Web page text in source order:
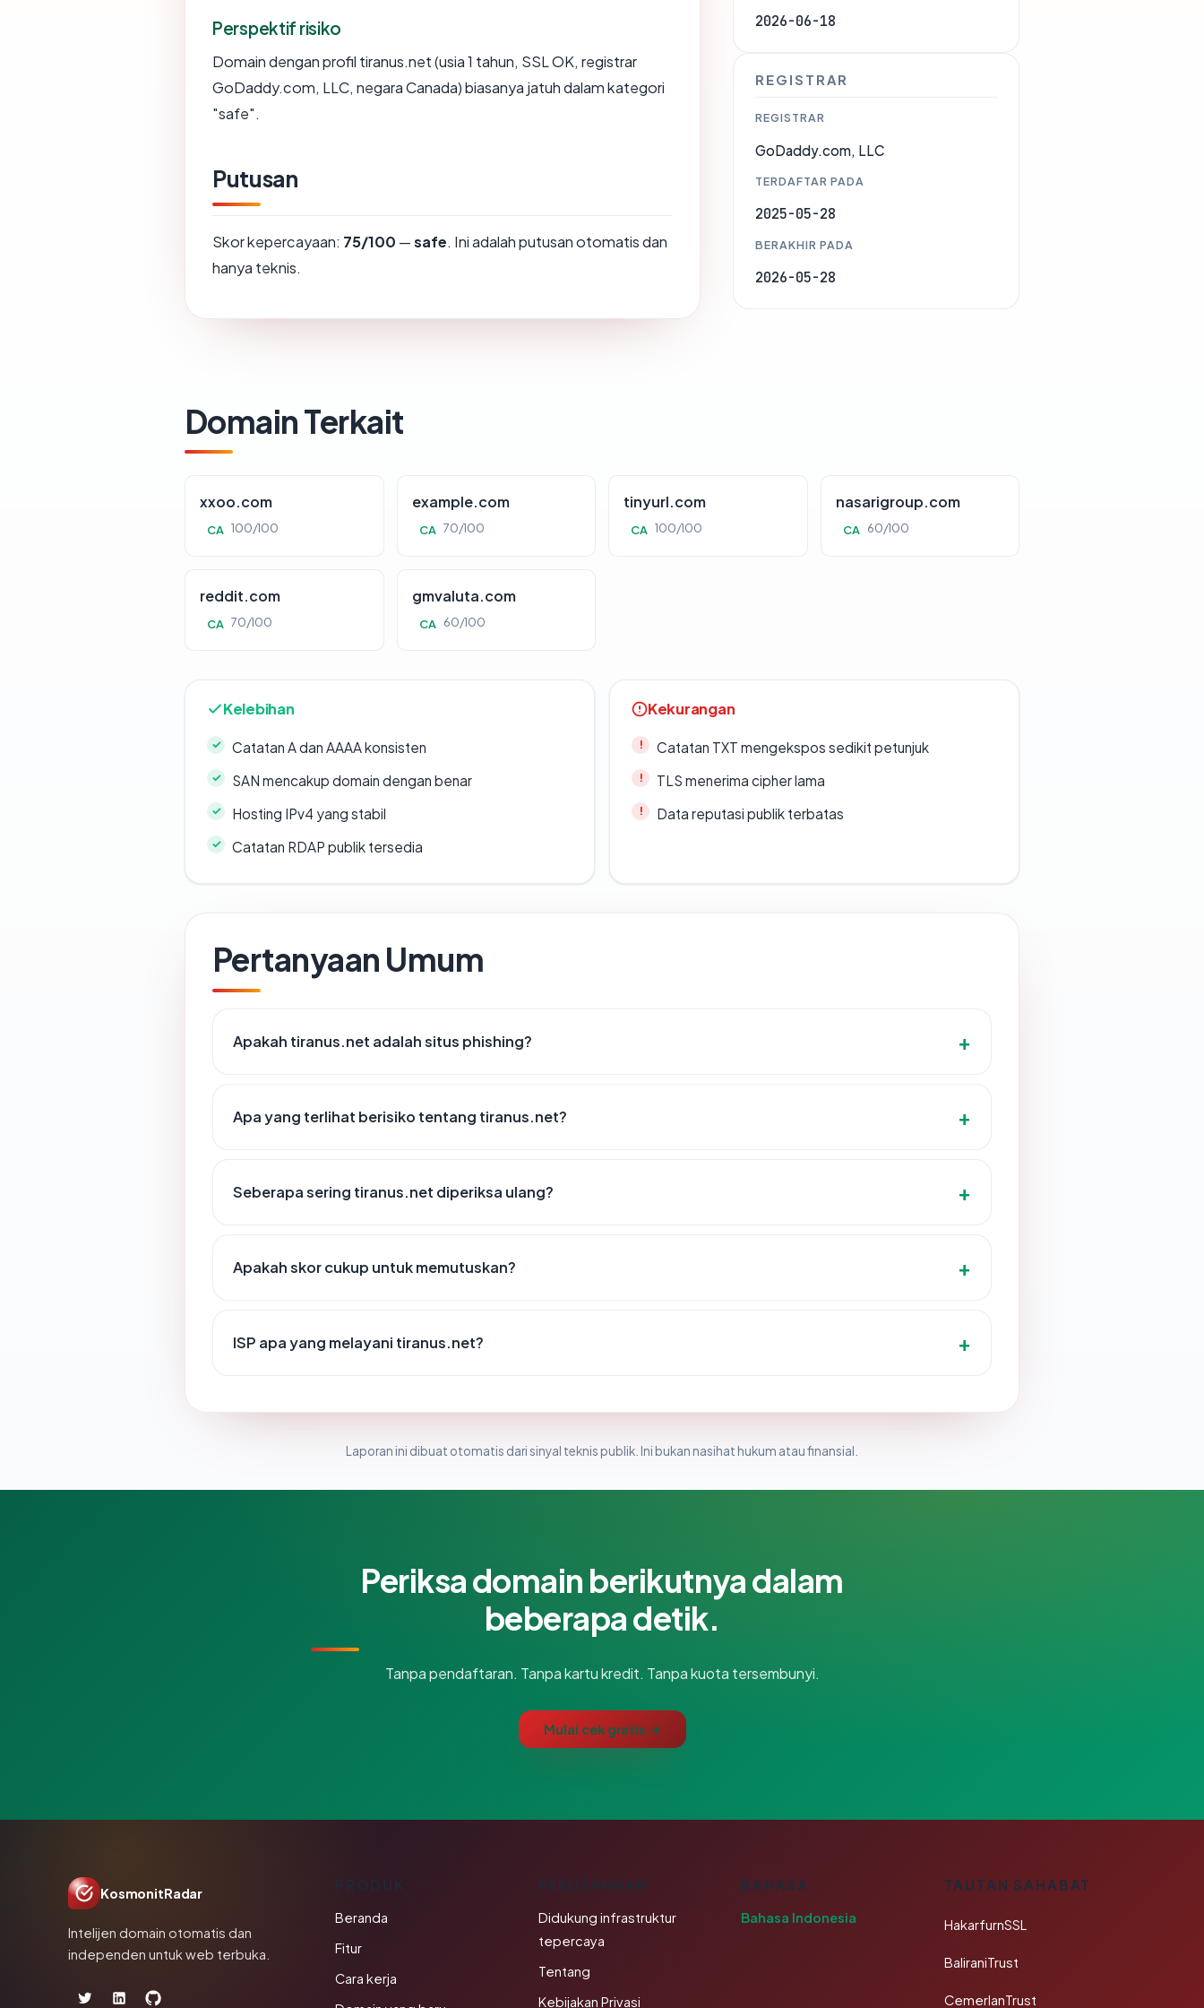
Perspektif risiko
Domain dengan profil tiranus.net (usia 1 tahun, SSL OK, registrar
GoDaddy.com, LLC, negara Canada) biasanya jatuh dalam kategori
"safe".
Putusan
Skor kepercayaan: 75/100 —safe. Ini adalah putusan otomatis dan
hanya teknis.
2026-06-18
REGISTRAR
REGISTRAR
GoDaddy.com, LLC
TERDAFTAR PADA
2025-05-28
BERAKHIR PADA
2026-05-28
Domain Terkait
xxoo.com
CA 100/100
example.com
CA 70/100
tinyurl.com
CA 100/100
nasarigroup.com
CA 60/100
reddit.com
CA 70/100
gmvaluta.com
CA 60/100
Kelebihan
Catatan A dan AAAA konsisten
SAN mencakup domain dengan benar
Hosting IPv4 yang stabil
Catatan RDAP publik tersedia
Kekurangan
Catatan TXT mengekspos sedikit petunjuk
TLS menerima cipher lama
Data reputasi publik terbatas
Pertanyaan Umum
Apakah tiranus.net adalah situs phishing?
Apa yang terlihat berisiko tentang tiranus.net?
Seberapa sering tiranus.net diperiksa ulang?
Apakah skor cukup untuk memutuskan?
ISP apa yang melayani tiranus.net?
Laporan ini dibuat otomatis dari sinyal teknis publik. Ini bukan nasihat hukum atau finansial.
Periksa domain berikutnya dalam
beberapa detik.
Tanpa pendaftaran. Tanpa kartu kredit. Tanpa kuota tersembunyi.
Mulai cek gratis →
KosmonitRadar
Intelijen domain otomatis dan
independen untuk web terbuka.
Beranda
Fitur
Cara kerja
PERUSAHAAN
Didukung infrastruktur
tepercaya
Tentang
Kebijakan Privasi
BAHASA
Bahasa Indonesia
TAUTAN SAHABAT
HakarfurnSSL
BaliraniTrust
CemerlanTrust